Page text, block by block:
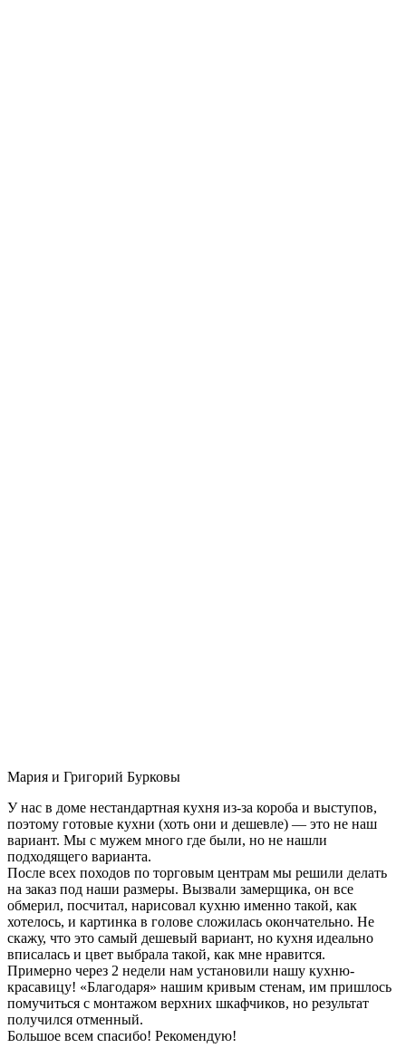
Мария и Григорий Бурковы
У нас в доме нестандартная кухня из-за короба и выступов,
поэтому готовые кухни (хоть они и дешевле) — это не наш
вариант. Мы с мужем много где были, но не нашли
подходящего варианта.
После всех походов по торговым центрам мы решили делать
на заказ под наши размеры. Вызвали замерщика, он все
обмерил, посчитал, нарисовал кухню именно такой, как
хотелось, и картинка в голове сложилась окончательно. Не
скажу, что это самый дешевый вариант, но кухня идеально
вписалась и цвет выбрала такой, как мне нравится.
Примерно через 2 недели нам установили нашу кухню-
красавицу! «Благодаря» нашим кривым стенам, им пришлось
помучиться с монтажом верхних шкафчиков, но результат
получился отменный.
Большое всем спасибо! Рекомендую!